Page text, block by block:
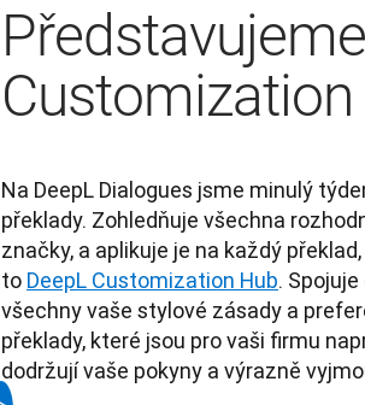
Na DeepL Dialogues jsme minulý
překlady. Zohledňuje všechna
značky, a aplikuje je na každý
to DeepL Customization Hub.
všechny vaše stylové zásady a
překlady, které jsou pro vaši firmu
dodržují vaše pokyny a výrazně